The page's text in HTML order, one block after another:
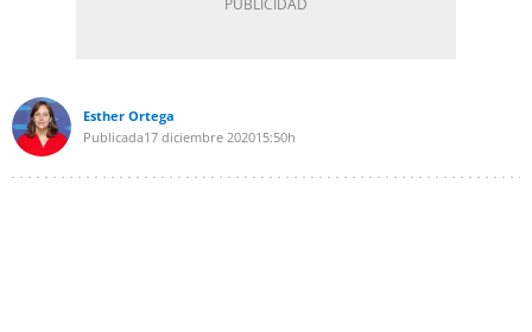
Esther Ortega
Publicada17 diciembre 202015:50h